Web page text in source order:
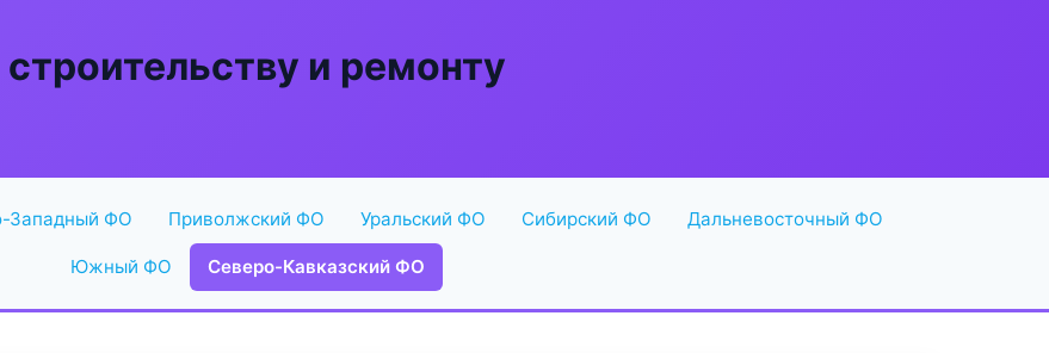
и ремонту
Западный ФО Приволжский ФО Уральский ФО Сибирский ФО Дальневосточный ФО
Южный ФО Северо-Кавказский ФО